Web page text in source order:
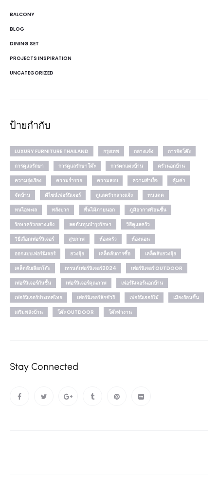
BALCONY
BLOG
DINING SET
PROJECTS INSPIRATION
UNCATEGORIZED
ป้ายกำกับ
LUXURY FURNITURE THAILAND กรุงเทพ กลางแจ้ง
การจัดโต๊ะ
การดูแลรักษา
การดูแลรักษาโต๊ะ การตกแต่งบ้าน
ครัวนอกบ้าน
ความรุ่งเรือง
ความร่ำรวย ความสงบ ความสำเร็จ
คุ้มค่า
จัดบ้าน
ดีไซน์เฟอร์นิเจอร์ ดูแลครัวกลางแจ้ง
ทนแดด
ทนไอทะเล
พลังบวก พื้นไม้ภายนอก
ภูมิอากาศร้อนชื้น
รักษาครัวกลางแจ้ง
ลดต้นทุนบำรุงรักษา
วิธีดูแลครัว
วิธีเลือกเฟอร์นิเจอร์
สุขภาพ ห้องครัว
ห้องนอน
ออกแบบเฟอร์นิเจอร์
ฮวงจุ้ย เคล็ดลับการซื้อ
เคล็ดลับฮวงจุ้ย
เคล็ดลับเลือกโต๊ะ
เทรนด์เฟอร์นิเจอร์2024
เฟอร์นิเจอร์ OUTDOOR
เฟอร์นิเจอร์กันชื้น
เฟอร์นิเจอร์คุณภาพ
เฟอร์นิเจอร์นอกบ้าน
เฟอร์นิเจอร์ประเทศไทย
เฟอร์นิเจอร์ลักชัวรี เฟอร์นิเจอร์ไม้
เมืองร้อนชื้น
เสริมพลังบ้าน
โต๊ะ OUTDOOR โต๊ะทำงาน
Stay Connected